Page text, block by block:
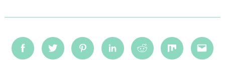
FacebookTwitterPinterestLinkedinRedditMix